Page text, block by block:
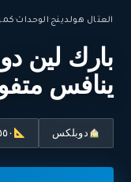
العتال هولدينج·الوحدات·
بارك لين
ينافس
دوبلكس ٥٥٠